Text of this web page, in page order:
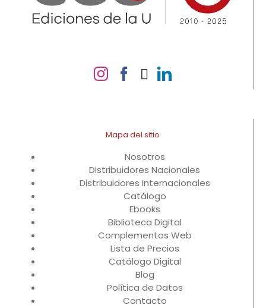
Mapa del sitio
Nosotros
Distribuidores Nacionales
Distribuidores Internacionales
Catálogo
Ebooks
Biblioteca Digital
Complementos Web
Lista de Precios
Catálogo Digital
Blog
Política de Datos
Contacto